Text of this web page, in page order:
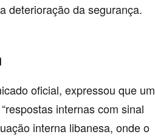
deterioração da segurança.
oficial, expressou que um
internas com sinal
interna libanesa, onde o